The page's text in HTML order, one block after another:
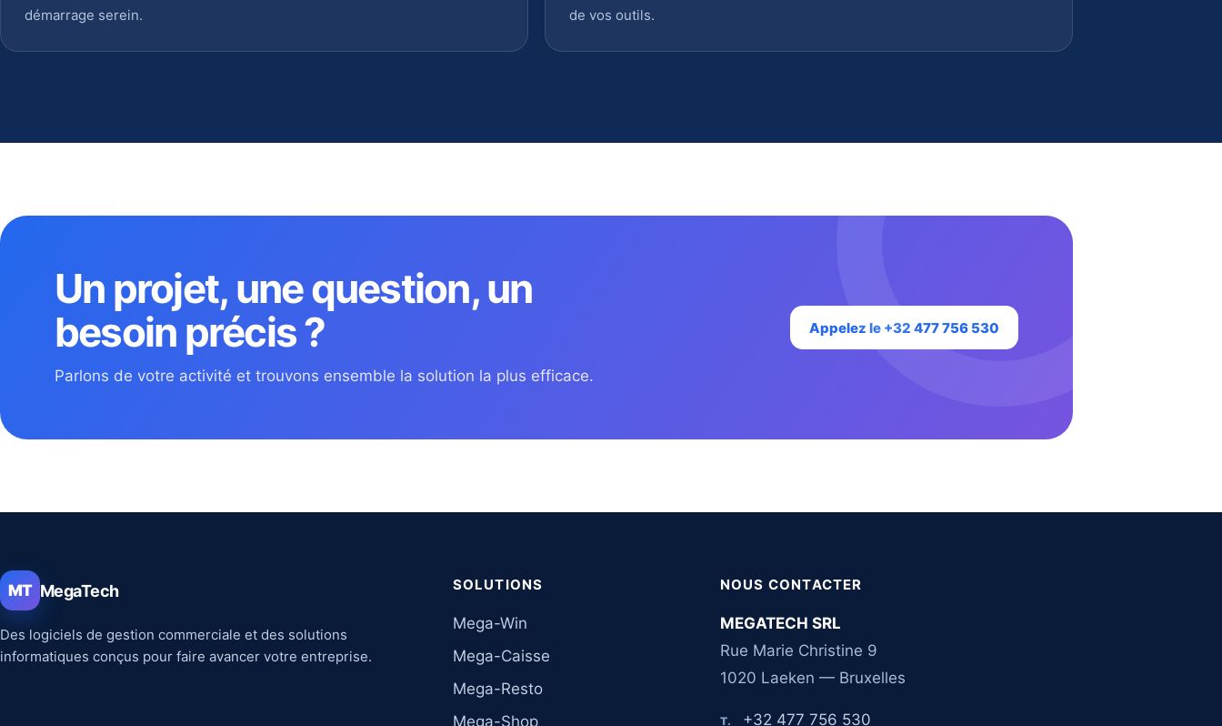
démarrage serein.
de vos outils.
Un projet, une question, un
besoin précis ?
Parlons de votre activité et trouvons ensemble la solution la plus efficace.
Appelez le +32 477 756 530
MT MegaTech
Des logiciels de gestion commerciale et des solutions
informatiques conçus pour faire avancer votre entreprise.
SOLUTIONS
Mega-Win
Mega-Caisse
Mega-Resto
Mega-Shop
NOUS CONTACTER
MEGATECH SRL
Rue Marie Christine 9
1020 Laeken — Bruxelles
T. +32 477 756 530